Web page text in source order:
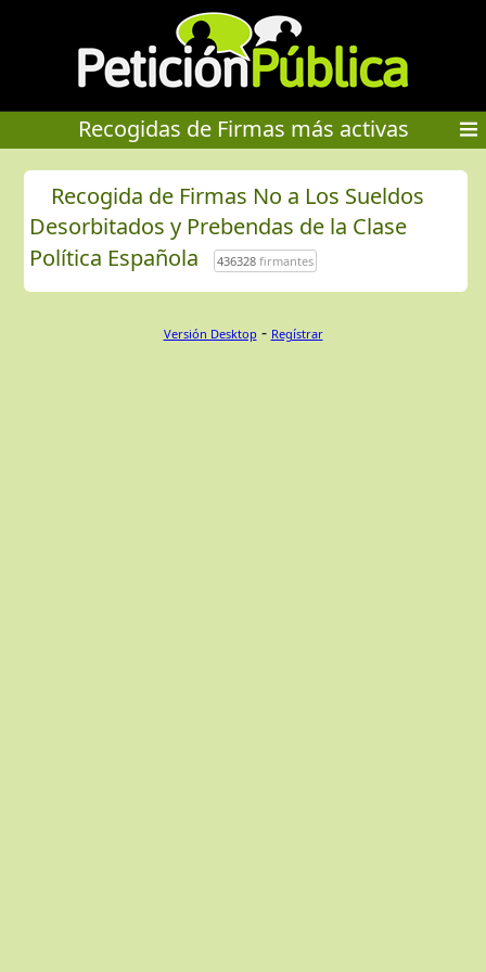
Recogidas de Firmas más activas
Recogida de Firmas No a Los Sueldos
Desorbitados y Prebendas de la Clase
Política Española
436328firmantes
Versión Desktop - Regístrar